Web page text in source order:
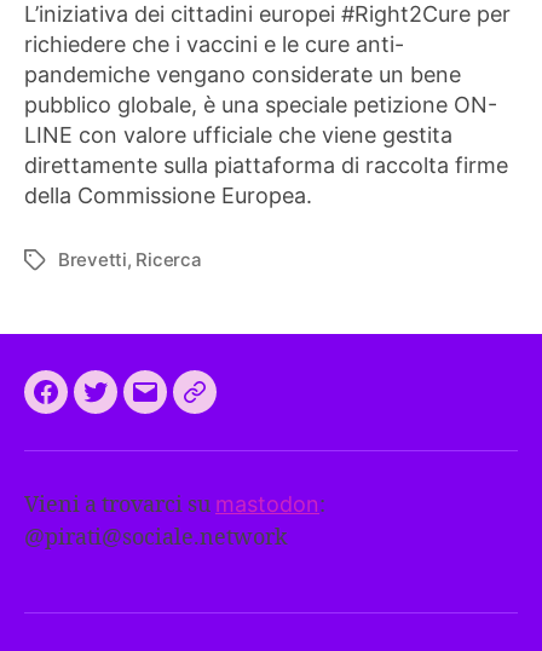
L’iniziativa dei cittadini europei #Right2Cure per
richiedere che i vaccini e le cure anti-
pandemiche vengano considerate un bene
pubblico globale, è una speciale petizione ON-
LINE con valore ufficiale che viene gestita
direttamente sulla piattaforma di raccolta firme
della Commissione Europea.
Tag Brevetti, Ricerca
Facebook
TwitterEmailCEEP
programma
comune
Vieni a trovarci su mastodon:
@pirati@sociale.network